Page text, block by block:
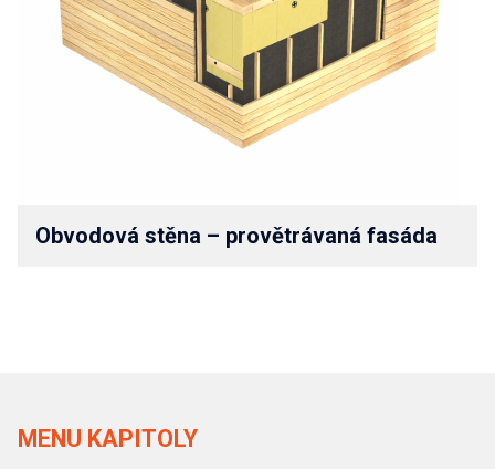
MENU KAPITOLY
Obvodová stěna – provětrávaná fasáda